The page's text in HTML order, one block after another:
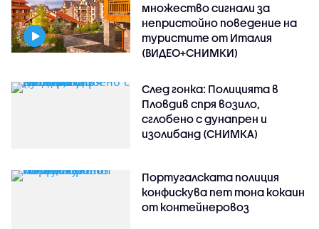
множество сигнали за
непристойно поведение на
туристите от Италия
(ВИДЕО+СНИМКИ)
След гонка: Полицията в
Пловдив спря возило,
сглобено с дунапрен и
изолибанд (СНИМКА)
Португалската полиция
конфискува пет тона кокаин
от контейнеровоз